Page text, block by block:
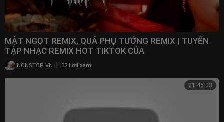
MẬT NGỌT REMIX, QUẢ PHỤ TƯỚNG REMIX | TUYỂN
TẬP NHẠC REMIX HOT TIKTOK CỦA
DUNGHOANGPHAM
NONSTOP VN | 32 lượt xem
01:46:03